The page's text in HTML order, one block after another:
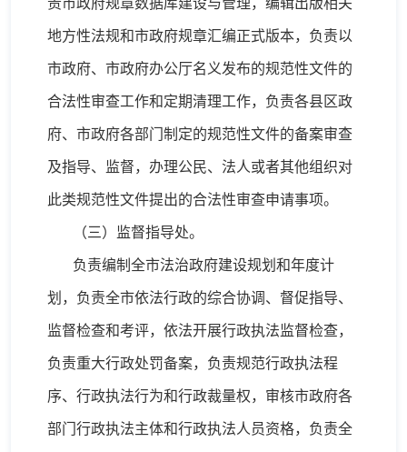
责市政府规章数据库建设与管理，编辑出版相关
地方性法规和市政府规章汇编正式版本，负责以
市政府、市政府办公厅名义发布的规范性文件的
合法性审查工作和定期清理工作，负责各县区政
府、市政府各部门制定的规范性文件的备案审查
及指导、监督，办理公民、法人或者其他组织对
此类规范性文件提出的合法性审查申请事项。
（三）监督指导处。
负责编制全市法治政府建设规划和年度计
划，负责全市依法行政的综合协调、督促指导、
监督检查和考评，依法开展行政执法监督检查，
负责重大行政处罚备案，负责规范行政执法程
序、行政执法行为和行政裁量权，审核市政府各
部门行政执法主体和行政执法人员资格，负责全